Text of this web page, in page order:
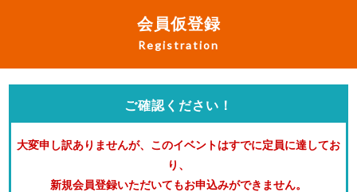
会員仮登録
Registration
ご確認ください！
大変申し訳ありませんが、このイベントはすでに定員に達してお
り、
新規会員登録いただいてもお申込みができません。